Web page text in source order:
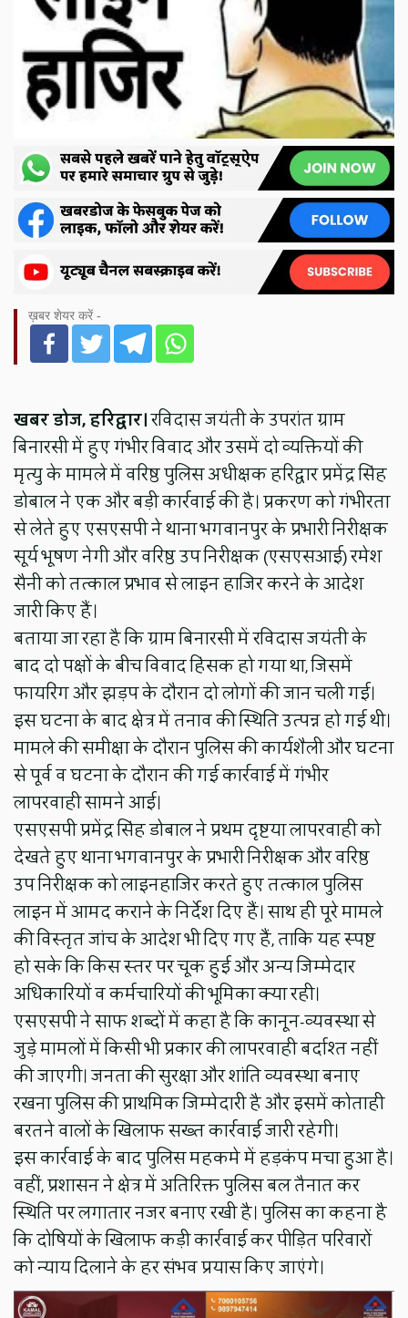
ख़बर शेयर करें -
खबर डोज, हरिद्वार।रविदास जयंती के उपरांत ग्राम
बिनारसी में हुए गंभीर विवाद और उसमें दो व्यक्तियों की
मृत्यु के मामले में वरिष्ठ पुलिस अधीक्षक हरिद्वार प्रमेंद्र सिंह
डोबाल ने एक और बड़ी कार्रवाई की है। प्रकरण को गंभीरता
से लेते हुए एसएसपी ने थाना भगवानपुर के प्रभारी निरीक्षक
सूर्य भूषण नेगी और वरिष्ठ उप निरीक्षक (एसएसआई) रमेश
सैनी को तत्काल प्रभाव से लाइन हाजिर करने के आदेश
जारी किए हैं।
बताया जा रहा है कि ग्राम बिनारसी में रविदास जयंती के
बाद दो पक्षों के बीच विवाद हिंसक हो गया था, जिसमें
फायरिंग और झड़प के दौरान दो लोगों की जान चली गई।
इस घटना के बाद क्षेत्र में तनाव की स्थिति उत्पन्न हो गई थी।
मामले की समीक्षा के दौरान पुलिस की कार्यशैली और घटना
से पूर्व व घटना के दौरान की गई कार्रवाई में गंभीर
लापरवाही सामने आई।
एसएसपी प्रमेंद्र सिंह डोबाल ने प्रथम दृष्टया लापरवाही को
देखते हुए थाना भगवानपुर के प्रभारी निरीक्षक और वरिष्ठ
उप निरीक्षक को लाइनहाजिर करते हुए तत्काल पुलिस
लाइन में आमद कराने के निर्देश दिए हैं। साथ ही पूरे मामले
की विस्तृत जांच के आदेश भी दिए गए हैं, ताकि यह स्पष्ट
हो सके कि किस स्तर पर चूक हुई और अन्य जिम्मेदार
अधिकारियों व कर्मचारियों की भूमिका क्या रही।
एसएसपी ने साफ शब्दों में कहा है कि कानून-व्यवस्था से
जुड़े मामलों में किसी भी प्रकार की लापरवाही बर्दाश्त नहीं
की जाएगी। जनता की सुरक्षा और शांति व्यवस्था बनाए
रखना पुलिस की प्राथमिक जिम्मेदारी है और इसमें कोताही
बरतने वालों के खिलाफ सख्त कार्रवाई जारी रहेगी।
इस कार्रवाई के बाद पुलिस महकमे में हड़कंप मचा हुआ है।
वहीं, प्रशासन ने क्षेत्र में अतिरिक्त पुलिस बल तैनात कर
स्थिति पर लगातार नजर बनाए रखी है। पुलिस का कहना है
कि दोषियों के खिलाफ कड़ी कार्रवाई कर पीड़ित परिवारों
को न्याय दिलाने के हर संभव प्रयास किए जाएंगे।